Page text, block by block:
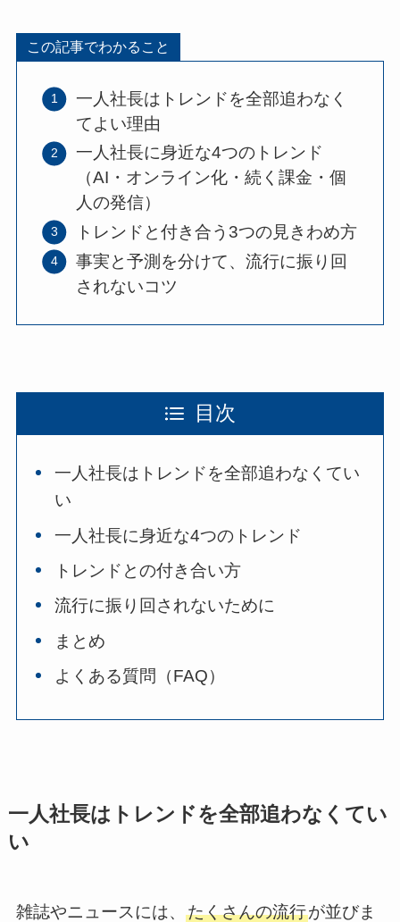
この記事でわかること
一人社長はトレンドを全部追わなく
てよい理由
一人社長に身近な4つのトレンド
（AI・オンライン化・続く課金・個
人の発信）
トレンドと付き合う3つの見きわめ方
事実と予測を分けて、流行に振り回
されないコツ
目次
一人社長はトレンドを全部追わなくてい
い
一人社長に身近な4つのトレンド
トレンドとの付き合い方
流行に振り回されないために
まとめ
よくある質問（FAQ）
一人社長はトレンドを全部追わなくてい
い
雑誌やニュースには、 たくさんの流行が並びま